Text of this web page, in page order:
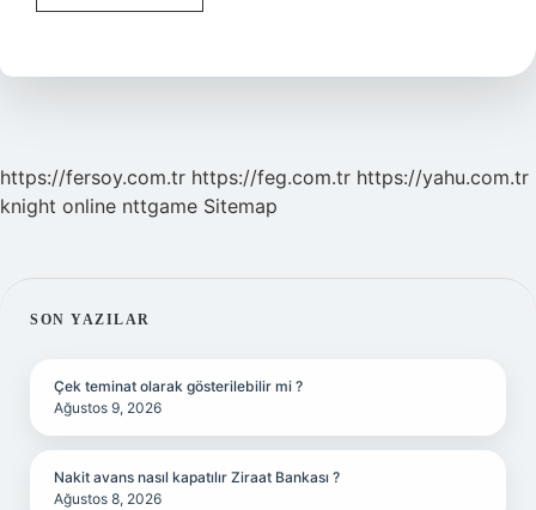
Bizden
Vardı
https://fersoy.com.tr https://feg.com.tr https://yahu.com.tr
knight online nttgame Sitemap
SIDEBAR
SON YAZILAR
Çek teminat olarak gösterilebilir mi ?
Ağustos 9, 2026
Nakit avans nasıl kapatılır Ziraat Bankası ?
Ağustos 8, 2026